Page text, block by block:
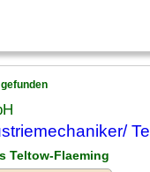
Teltow-Flaeming